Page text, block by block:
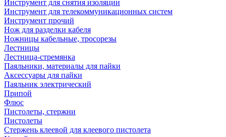
Инструмент для снятия изоляции
Инструмент для телекоммуникационных систем
Инструмент прочий
Нож для разделки кабеля
Ножницы кабельные, тросорезы
Лестницы
Лестница-стремянка
Паяльники, материалы для пайки
Аксессуары для пайки
Паяльник электрический
Припой
Флюс
Пистолеты, стержни
Пистолеты
Стержень клеевой для клеевого пистолета